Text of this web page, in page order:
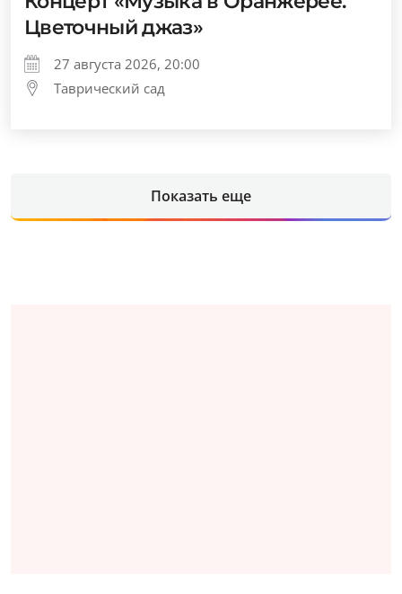
Цветочный джаз»
27 августа 2026, 20:00
Таврический сад
Показать еще